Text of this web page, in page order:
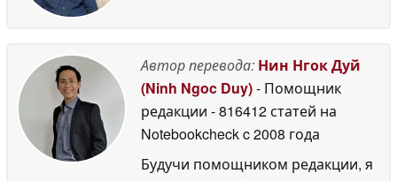
Автор перевода: Нин Нгок Дуй
(Ninh Ngoc Duy)- Помощник
редакции - 816412 статей на
Notebookcheckc 2008 года
Будучи помощником редакции, я